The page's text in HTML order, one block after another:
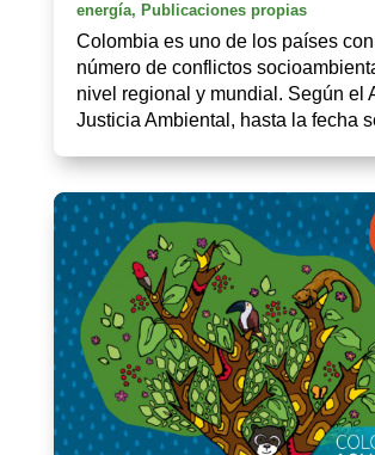
energía, Publicaciones propias
Colombia es uno de los países
número de conflictos
nivel regional y mundial. Según el
Justicia Ambiental, hasta la fecha